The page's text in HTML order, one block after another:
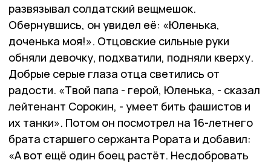
развязывал солдатский вещмешок.
Обернувшись, он увидел её: «Юленька,
доченька моя!». Отцовские сильные руки
обняли девочку, подхватили, подняли кверху.
Добрые серые глаза отца светились от
радости. «Твой папа - герой, Юленька, - сказал
лейтенант Сорокин, - умеет бить фашистов и
их танки». Потом он посмотрел на 16-летнего
брата старшего сержанта Рората и добавил:
«А вот ещё один боец растёт. Несдобровать